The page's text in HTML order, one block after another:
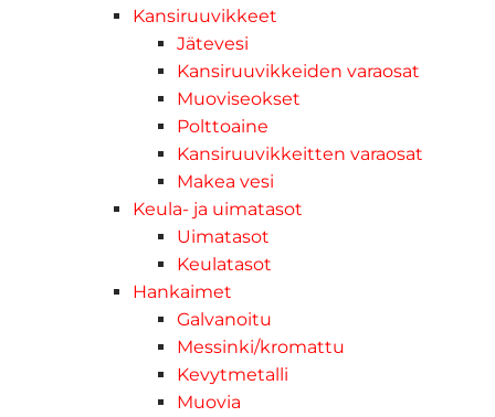
Kansiruuvikkeet
Jätevesi
Kansiruuvikkeiden varaosat
Muoviseokset
Polttoaine
Kansiruuvikkeitten varaosat
Makea vesi
Keula- ja uimatasot
Uimatasot
Keulatasot
Hankaimet
Galvanoitu
Messinki/kromattu
Kevytmetalli
Muovia